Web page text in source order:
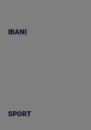
IBANI
SPORT